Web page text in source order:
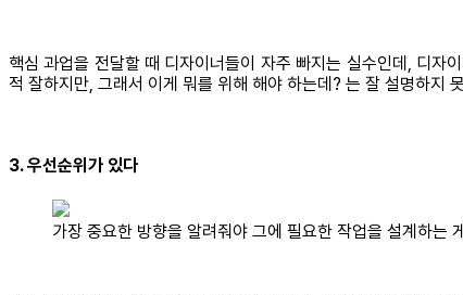
핵심 과업을 전달할 때 디자이너들이 자주 빠지는 실수인데, 디자
적 잘하지만, 그래서 이게 뭐를 위해 해야 하는데? 는 잘 설명하지
3. 우선순위가 있다
가장 중요한 방향을 알려줘야 그에 필요한 작업을 설계하